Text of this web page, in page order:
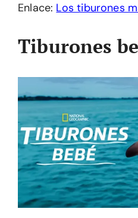
Enlace: Los tiburones
Tiburones